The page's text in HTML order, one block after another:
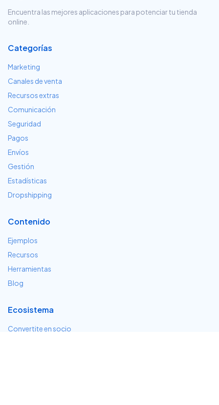
Encuentra las mejores aplicaciones para potenciar tu tienda
online.
Categorías
Marketing
Canales de venta
Recursos extras
Comunicación
Seguridad
Pagos
Envíos
Gestión
Estadísticas
Dropshipping
Contenido
Ejemplos
Recursos
Herramientas
Blog
Ecosistema
Convertite en socio